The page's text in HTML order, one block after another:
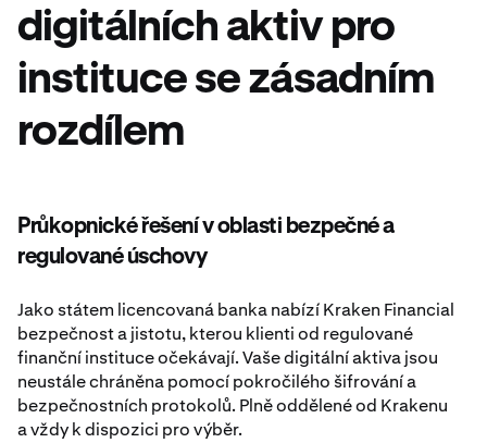
digitálních aktiv pro
instituce se zásadním
rozdílem
Průkopnické řešení v oblasti bezpečné a
regulované úschovy
Jako státem licencovaná banka nabízí Kraken Financial
bezpečnost a jistotu, kterou klienti od regulované
finanční instituce očekávají. Vaše digitální aktiva jsou
neustále chráněna pomocí pokročilého šifrování a
bezpečnostních protokolů. Plně oddělené od Krakenu
a vždy k dispozici pro výběr.